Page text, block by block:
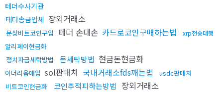
테더수사기관
테더송금업체 장외거래소
문상비트코인구입 테더 손대손 카드로코인구매하는법 xrp전송대행
알리페이현금화
정치자금세탁방법
돈세탁방법 현금돈현금화
이더리움매입 sol판매처 국내거래소fds깨는법
usdc판매처
비트코인현금화
코인추적피하는방법 장외거래소